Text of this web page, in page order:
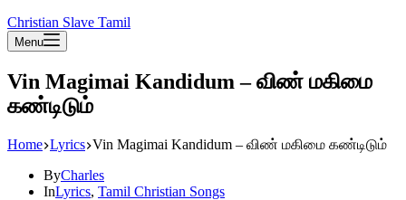
Christian Slave Tamil
Menu
Vin Magimai Kandidum – விண் மகிமை
கண்டிடும்
Home Lyrics Vin Magimai Kandidum – விண் மகிமை கண்டிடும்
ByCharles
InLyrics, Tamil Christian Songs